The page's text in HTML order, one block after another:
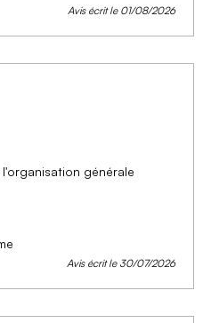
Avis écrit le 01/08/2026
générale
Avis écrit le 30/07/2026